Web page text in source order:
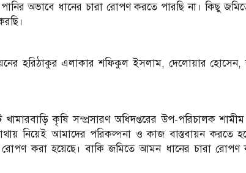
অভাবে ধানের চারা রোপণ করতে পারছি না। কিছু
হরিঠাকুর এলাকার শফিকুল ইসলাম, দেলোয়ার হোসেন,
খামারবাড়ি কৃষি সম্প্রসারণ অধিদপ্তরের উপ-পরিচালক
মাথায় নিয়েই আমাদের পরিকল্পনা ও কাজ বাস্তবায়ন
রোপণ করা হয়েছে। বাকি জমিতে আমন ধানের চারা রোপণ